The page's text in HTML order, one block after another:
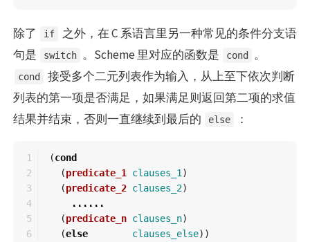
除了 if
之外，在 C 系语言里另一种常见的条件分支语
句是
switch 。Scheme 里对应的函数是 cond 。
cond
接受多个二元列表作为输入，从上至下依次判断
列表的第一项是否满足，如果满足则返回第二项的求值
结果并结束，否则一直继续到最后的
else ：
1
2
3
4
5
(cond
(predicate_1 clauses_1 )
(predicate_2 clauses_2)
......
(predicate_n clauses_n)
(else clauses_else))